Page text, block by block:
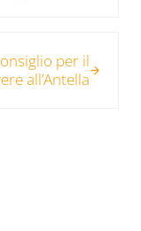
per il
all’Antella